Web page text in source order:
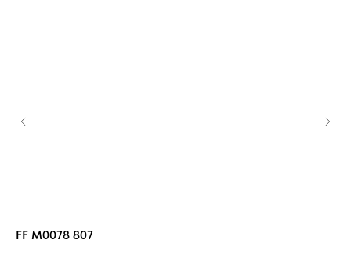
FF M0078 807